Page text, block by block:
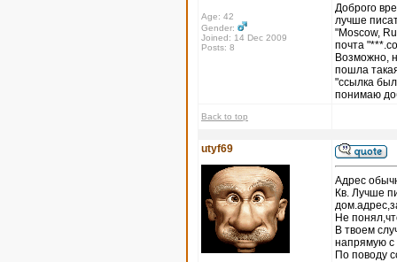
Age: 42
Gender:
Joined: 14 Dec 2009
Posts: 8
Доброго
лучше
"Moscow,
почта
Возможно,
пошла
"ссылка
понимаю
Back to top
utyf69
Адрес
Кв. Лучше
Не
В твоем
напрямую
По поводу